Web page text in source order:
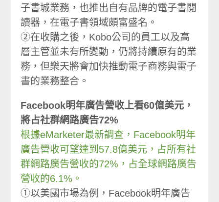
子書城業務，也推出自有品牌的電子書閱
讀器，在電子書領域頗富盛名。
②在收購之後，Kobo公司的員工以及高
層主管並未有所變動，仍將持續原有的業
務，但樂天將會加快推動電子商務與電子
書的業務整合。
Facebook明年廣告營收上看60億美元，
將占社群網路廣告72%
根據eMarketer最新調查，Facebook明年
廣告營收可望達到57.8億美元，占所有社
群網路廣告營收的72%，占全球網路廣告
營收的6.1%。
①以美國市場為例，Facebook明年廣告